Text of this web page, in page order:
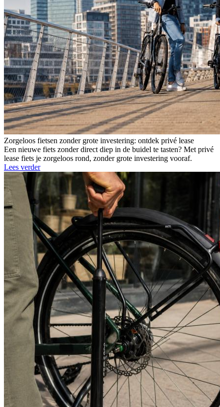
Zorgeloos fietsen zonder grote investering: ontdek privé lease
Een nieuwe fiets zonder direct diep in de buidel te tasten? Met privé
lease fiets je zorgeloos rond, zonder grote investering vooraf.
Lees verder